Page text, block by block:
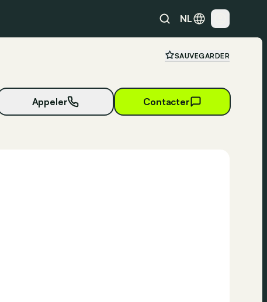
NL
SAUVEGARDER
Appeler
Contacter